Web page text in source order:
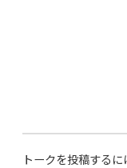
トークを投稿する